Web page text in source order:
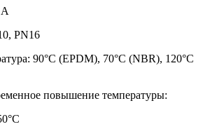
А
PN16
90°C (EPDM), 70°C (NBR), 120°C
повышение температуры: